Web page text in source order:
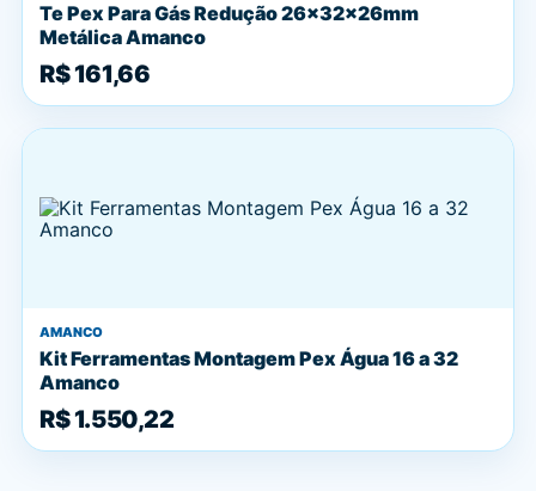
Te Pex Para Gás Redução 26x32x26mm
Metálica Amanco
R$ 161,66
AMANCO
Kit Ferramentas Montagem Pex Água 16 a 32
Amanco
R$ 1.550,22